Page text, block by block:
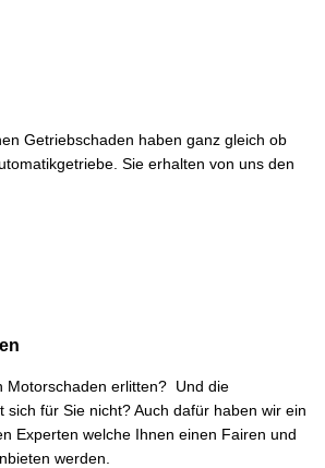
Getriebschaden haben ganz gleich ob
Sie erhalten von uns den
Motorschaden erlitten? Und die
sich für Sie nicht? Auch dafür haben wir ein
Experten welche Ihnen einen Fairen und
werden.